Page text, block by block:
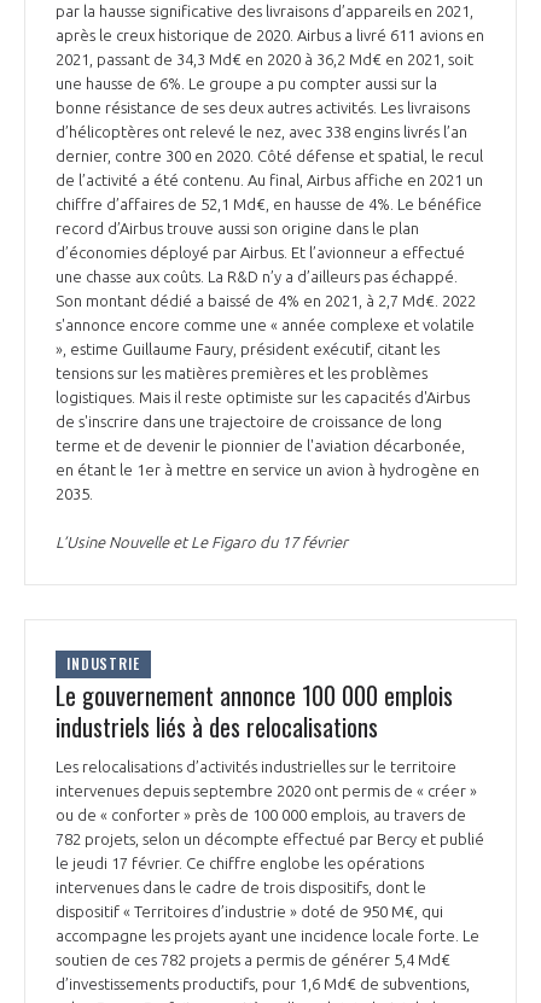
par la hausse significative des livraisons d’appareils en 2021,
après le creux historique de 2020. Airbus a livré 611 avions en
2021, passant de 34,3 Md€ en 2020 à 36,2 Md€ en 2021, soit
une hausse de 6%. Le groupe a pu compter aussi sur la
bonne résistance de ses deux autres activités. Les livraisons
d’hélicoptères ont relevé le nez, avec 338 engins livrés l’an
dernier, contre 300 en 2020. Côté défense et spatial, le recul
de l’activité a été contenu. Au final, Airbus affiche en 2021 un
chiffre d’affaires de 52,1 Md€, en hausse de 4%. Le bénéfice
record d’Airbus trouve aussi son origine dans le plan
d’économies déployé par Airbus. Et l’avionneur a effectué
une chasse aux coûts. La R&D n’y a d’ailleurs pas échappé.
Son montant dédié a baissé de 4% en 2021, à 2,7 Md€. 2022
s'annonce encore comme une « année complexe et volatile
», estime Guillaume Faury, président exécutif, citant les
tensions sur les matières premières et les problèmes
logistiques. Mais il reste optimiste sur les capacités d'Airbus
de s'inscrire dans une trajectoire de croissance de long
terme et de devenir le pionnier de l'aviation décarbonée,
en étant le 1er à mettre en service un avion à hydrogène en
2035.
L’Usine Nouvelle et Le Figaro du 17 février
INDUSTRIE
Le gouvernement annonce 100 000 emplois
industriels liés à des relocalisations
Les relocalisations d’activités industrielles sur le territoire
intervenues depuis septembre 2020 ont permis de « créer »
ou de « conforter » près de 100 000 emplois, au travers de
782 projets, selon un décompte effectué par Bercy et publié
le jeudi 17 février. Ce chiffre englobe les opérations
intervenues dans le cadre de trois dispositifs, dont le
dispositif « Territoires d’industrie » doté de 950 M€, qui
accompagne les projets ayant une incidence locale forte. Le
soutien de ces 782 projets a permis de générer 5,4 Md€
d’investissements productifs, pour 1,6 Md€ de subventions,